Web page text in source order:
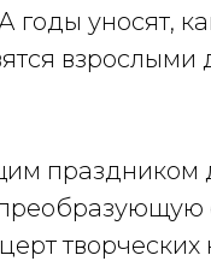
годы уносят,
взрослыми
праздником